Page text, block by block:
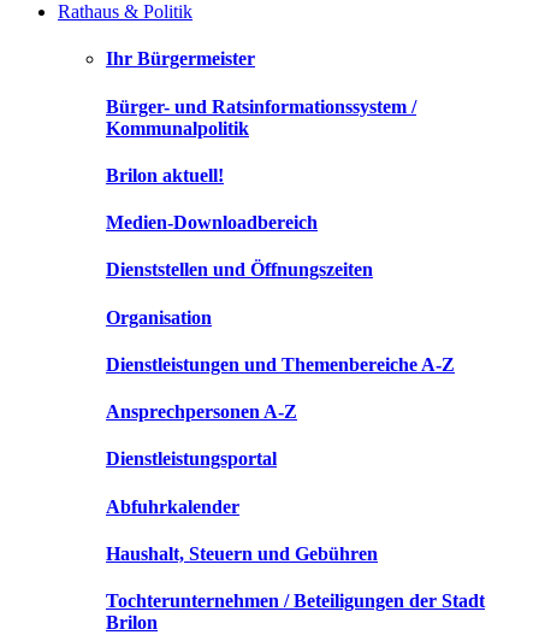
Rathaus & Politik
Ihr Bürgermeister
Bürger- und Ratsinformationssystem /
Kommunalpolitik
Brilon aktuell!
Medien-Downloadbereich
Dienststellen und Öffnungszeiten
Organisation
Dienstleistungen und Themenbereiche A-Z
Ansprechpersonen A-Z
Dienstleistungsportal
Abfuhrkalender
Haushalt, Steuern und Gebühren
Tochterunternehmen / Beteiligungen der Stadt
Brilon